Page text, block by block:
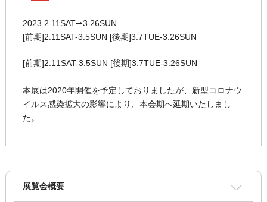
2023.2.11SAT⇀3.26SUN
[前期]2.11SAT-3.5SUN [後期]3.7TUE-3.26SUN
[前期]2.11SAT-3.5SUN [後期]3.7TUE-3.26SUN
本展は2020年開催を予定しておりましたが、新型コロナウ
イルス感染拡大の影響により、本会期へ延期いたしまし
た。
展覧会概要